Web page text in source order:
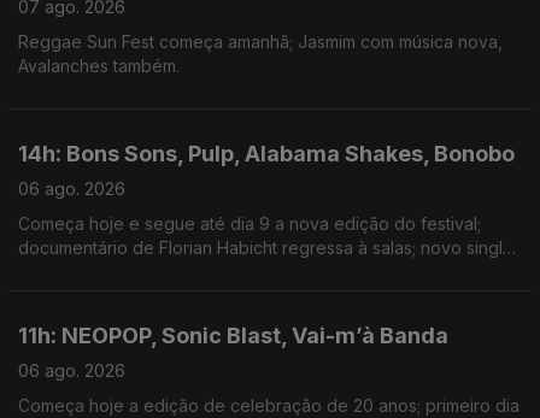
07 ago. 2026
Reggae Sun Fest começa amanhã; Jasmim com música nova,
Avalanches também.
14h: Bons Sons, Pulp, Alabama Shakes, Bonobo
06 ago. 2026
Começa hoje e segue até dia 9 a nova edição do festival;
documentário de Florian Habicht regressa à salas; novo single:
11h: NEOPOP, Sonic Blast, Vai-m’à Banda
06 ago. 2026
Começa hoje a edição de celebração de 20 anos; primeiro dia